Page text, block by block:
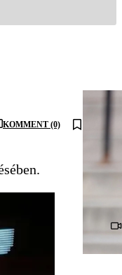
KOMMENT (0)